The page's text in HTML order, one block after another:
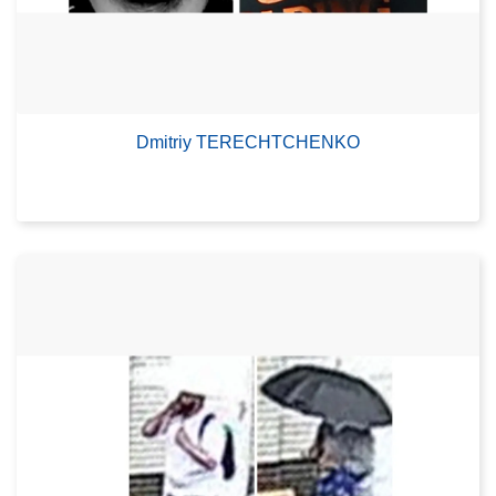
Dmitriy TERECHTCHENKO